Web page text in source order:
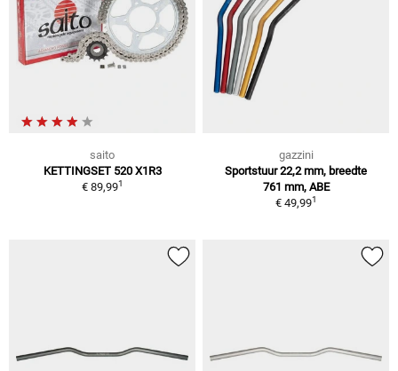
saito
KETTINGSET 520 X1R3
€ 89,991
gazzini
Sportstuur 22,2 mm, breedte
761 mm, ABE
€ 49,991